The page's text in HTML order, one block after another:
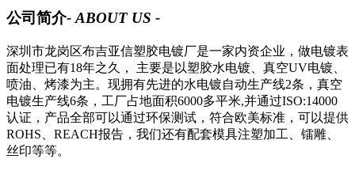
公司简介- ABOUT US -
深圳市龙岗区布吉亚信塑胶电镀厂是一家内资企业，做电镀表
面处理已有18年之久， 主要是以塑胶水电镀、真空UV电镀、
喷油、烤漆为主。现拥有先进的水电镀自动生产线2条，真空
电镀生产线6条，工厂占地面积6000多平米,并通过ISO:14000
认证，产品全部可以通过环保测试，符合欧美标准，可以提供
ROHS、REACH报告，我们还有配套模具注塑加工、镭雕、
丝印等等。